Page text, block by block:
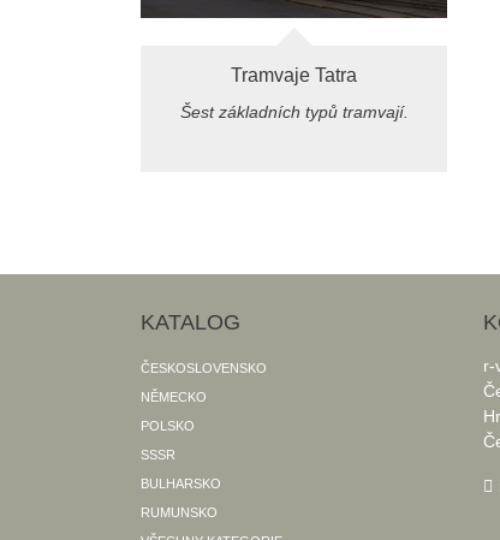
Tramvaje Tatra
Šest základních typů tramvají.
KATALOG
ČESKOSLOVENSKO
NĚMECKO
POLSKO
SSSR
BULHARSKO
RUMUNSKO
r-